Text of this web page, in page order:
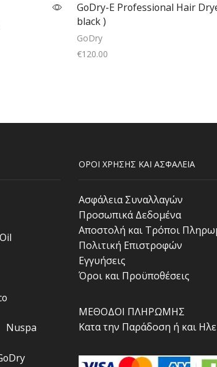
GoDry-E Professional Hair
black )
GoDry
€120.00
Nuspa
ΟΡΟΙ ΧΡΗΣΗΣ ΚΑΙ ΑΣΦΑΛΕΙΑ
Ασφάλεια Συναλλαγών
Προσωπικά Δεδομένα
Αποστολή και Τρόποι
Πολιτική Επιστροφών
Εγγυήσεις
Όροι και Προϋποθέσεις
ΜΕΘΟΔΟΙ ΠΛΗΡΩΜΗΣ
Κατα την Παράδοση ή και